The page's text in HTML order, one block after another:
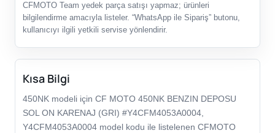
CFMOTO Team yedek parça satışı yapmaz; ürünleri
bilgilendirme amacıyla listeler. “WhatsApp ile Sipariş” butonu,
kullanıcıyı ilgili yetkili servise yönlendirir.
Kısa Bilgi
450NK modeli için CF MOTO 450NK BENZIN DEPOSU
SOL ON KARENAJ (GRI) #Y4CFM4053A0004,
Y4CFM4053A0004 model kodu ile listelenen CFMOTO